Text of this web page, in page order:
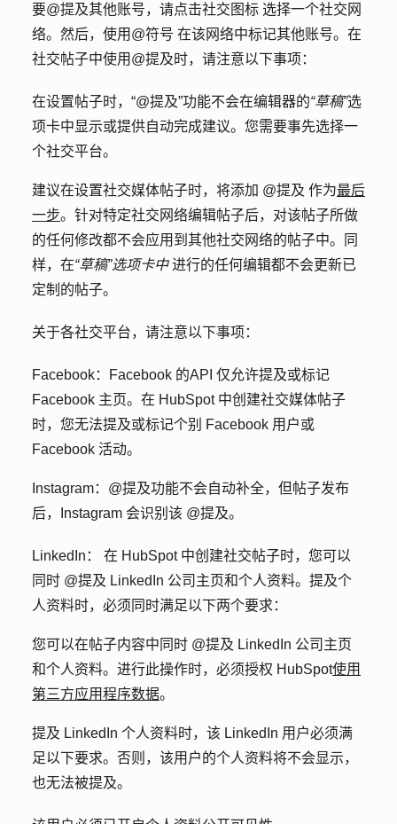
要@提及其他账号，请点击社交图标 选择一个社交网
络。然后，使用 @符号 在该网络中标记其他账号。在
社交帖子中使用@提及时，请注意以下事项：
在设置帖子时，“@提及”功能不会在编辑器的“草稿”选
项卡中显示或提供自动完成建议。您需要事先选择一
个社交平台。
建议在设置社交媒体帖子时，将添加 @提及 作为最后
一步。针对特定社交网络编辑帖子后，对该帖子所做
的任何修改都不会应用到其他社交网络的帖子中。同
样，在“草稿”选项卡中进行的任何编辑都不会更新已
定制的帖子。
关于各社交平台，请注意以下事项：
Facebook：Facebook 的API 仅允许提及或标记
Facebook 主页。在 HubSpot 中创建社交媒体帖子
时，您无法提及或标记个别 Facebook 用户或
Facebook 活动。
Instagram： @提及功能不会自动补全，但帖子发布
后，Instagram 会识别该 @提及。
LinkedIn： 在 HubSpot 中创建社交帖子时， 您可以
同时 @提及 LinkedIn 公司主页和个人资料。提及个
人资料时，必须同时满足以下两个要求：
您可以在帖子内容中同时 @提及 LinkedIn 公司主页
和个人资料。进行此操作时，必须授权 HubSpot使用
第三方应用程序数据。
提及 LinkedIn 个人资料时，该 LinkedIn 用户必须满
足以下要求。否则，该用户的个人资料将不会显示，
也无法被提及。